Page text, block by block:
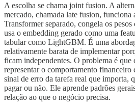
A escolha se chama joint fusion. A
mercado, chamada late fusion, funciona
Transformer separado, congela os
usa o embedding gerado como uma
tabular como LightGBM. É uma
relativamente barata de implementar
ficam independentes. O problema é que
representar o comportamento financeiro
sinal de erro da tarefa real que importa,
pagar ou não. Ele aprende padrões
relação ao que o negócio precisa.